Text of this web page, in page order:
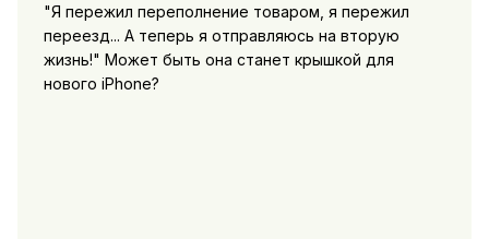
"Я пережил переполнение товаром, я пережил
переезд... А теперь я отправляюсь на вторую
жизнь!" Может быть она станет крышкой для
нового iPhone?